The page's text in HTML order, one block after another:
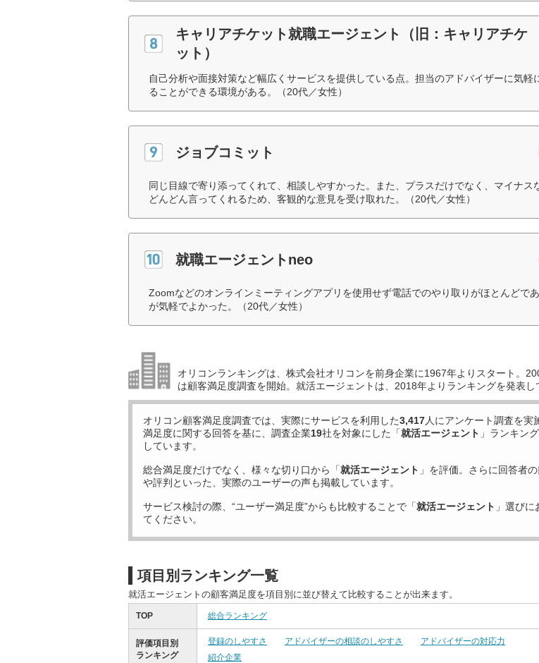
キャリアチケット就職エージェント（旧：キャリアチケ
ット）
自己分析や面接対策など幅広くサービスを提供している点。担当のアドバイザーに気軽
ることができる環境がある。（20代／女性）
ジョブコミット
同じ目線で寄り添ってくれて、相談しやすかった。また、プラスだけでなく、マイナス
どんどん言ってくれるため、客観的な意見を受け取れた。（20代／女性）
就職エージェントneo
Zoomなどのオンラインミーティングアプリを使用せず電話でのやり取りがほとんどで
が気軽でよかった。（20代／女性）
オリコンランキングは、株式会社オリコンを前身企業に1967年よりスタート。
は顧客満足度調査を開始。就活エージェントは、2018年よりランキングを発表し
オリコン顧客満足度調査では、実際にサービスを利用した3,417人にアンケート調査を実
満足度に関する回答を基に、調査企業19社を対象にした「就活エージェント 」ランキン
しています。
総合満足度だけでなく、様々な切り口から「就活エージェント 」を評価。さらに回答者の
や評判といった、実際のユーザーの声も掲載しています。
サービス検討の際、“ユーザー満足度”からも比較することで「就活エージェント 」選びに
てください。
項目別ランキング一覧
就活エージェントの顧客満足度を項目別に並び替えて比較することが出来ます。
TOP 総合ランキング
評価項目別
ランキング
登録のしやすさ アドバイザーの相談のしやすさ
アドバイザーの対応力
紹介企業